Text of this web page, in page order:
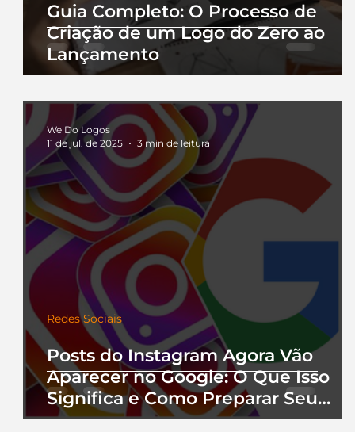
Guia Completo: O Processo de
Criação de um Logo do Zero ao
Lançamento
Posts do Instagram Agora Vão
Aparecer no Google: O Que Isso
Significa e Como Preparar Seu
Perfil
Redes Sociais
We Do Logos
11 de jul. de 2025
3 min de leitura